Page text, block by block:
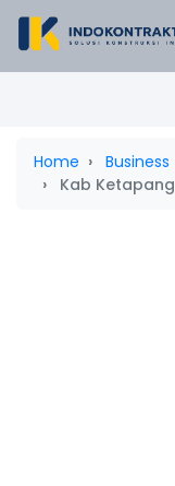
Home Business
Kab Ketapang